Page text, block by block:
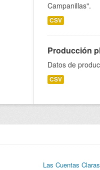
Campanillas".
CSV
Producción
Datos de
CSV
Las Cuentas Claras